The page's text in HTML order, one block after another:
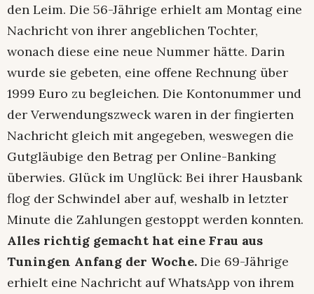
den Leim. Die 56-Jährige erhielt am Montag eine
Nachricht von ihrer angeblichen Tochter,
wonach diese eine neue Nummer hätte. Darin
wurde sie gebeten, eine offene Rechnung über
1999 Euro zu begleichen. Die Kontonummer und
der Verwendungszweck waren in der fingierten
Nachricht gleich mit angegeben, weswegen die
Gutgläubige den Betrag per Online-Banking
überwies. Glück im Unglück: Bei ihrer Hausbank
flog der Schwindel aber auf, weshalb in letzter
Minute die Zahlungen gestoppt werden konnten.
Alles richtig gemacht hat eine Frau aus
Tuningen Anfang der Woche. Die 69-Jährige
erhielt eine Nachricht auf WhatsApp von ihrem